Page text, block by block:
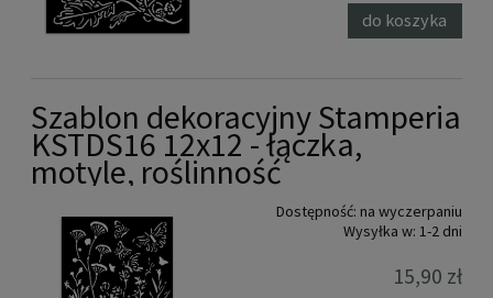
do koszyka
Szablon dekoracyjny Stamperia
KSTDS16 12x12 - łączka,
motyle, roślinność
Dostępność: na wyczerpaniu
Wysyłka w: 1-2 dni
15,90 zł